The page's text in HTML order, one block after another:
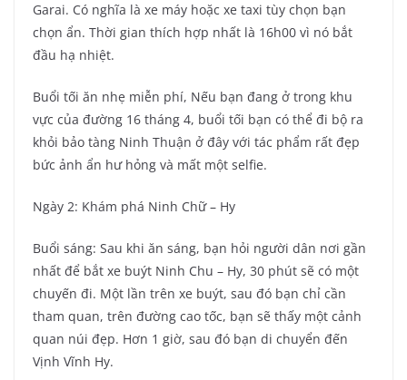
Garai. Có nghĩa là xe máy hoặc xe taxi tùy chọn bạn
chọn ẩn. Thời gian thích hợp nhất là 16h00 vì nó bắt
đầu hạ nhiệt.
Buổi tối ăn nhẹ miễn phí, Nếu bạn đang ở trong khu
vực của đường 16 tháng 4, buổi tối bạn có thể đi bộ ra
khỏi bảo tàng Ninh Thuận ở đây với tác phẩm rất đẹp
bức ảnh ẩn hư hỏng và mất một selfie.
Ngày 2: Khám phá Ninh Chữ – Hy
Buổi sáng: Sau khi ăn sáng, bạn hỏi người dân nơi gần
nhất để bắt xe buýt Ninh Chu – Hy, 30 phút sẽ có một
chuyến đi. Một lần trên xe buýt, sau đó bạn chỉ cần
tham quan, trên đường cao tốc, bạn sẽ thấy một cảnh
quan núi đẹp. Hơn 1 giờ, sau đó bạn di chuyển đến
Vịnh Vĩnh Hy.